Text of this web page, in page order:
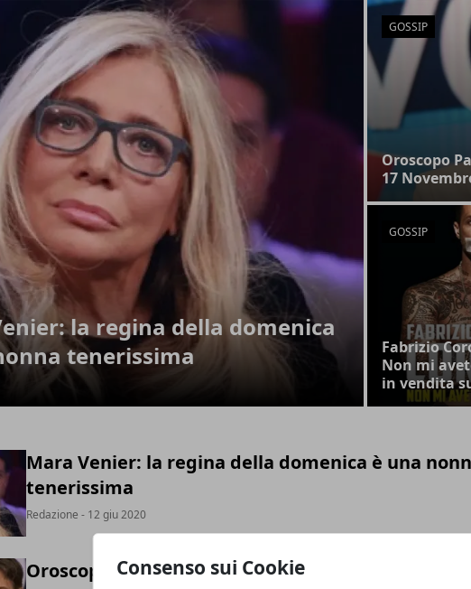
Consenso sui Cookie
la regina della domenica
tenerissima
GOSSIP
Oroscopo
17
GOSSIP
Fabrizio
Non mi
in vendita
Mara Venier: la regina della domenica è una
tenerissima
Redazione - 12 giu 2020
Oroscopo Paolo Fox oggi 17 Novembre 2019